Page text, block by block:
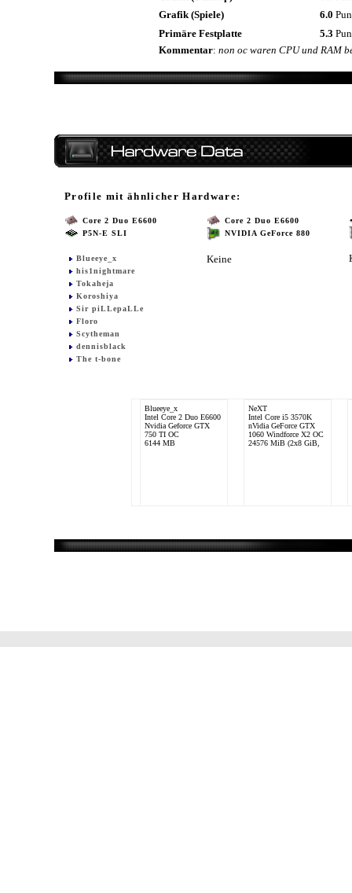
Grafik (Spiele)
6.0
Primäre Festplatte
5.3
Kommentar: non oc waren CPU und RAM
Profile mit ähnlicher Hardware:
Core 2 Duo E6600
P5N-E SLI
Blueeye_x
his1nightmare
Tokaheja
Koroshiya
Sir piLLepaLLe
Floro
Scytheman
dennisblack
The t-bone
Core 2 Duo E6600
NVIDIA GeForce 880
Keine
Blueeye_x
Intel Core 2 Duo E6600
Nvidia Geforce GTX
750 TI OC
6144 MB
NeXT
Intel Core i5 3570K
nVidia GeForce GTX
1060 Windforce X2 OC
24576 MiB (2x8 GiB,
2 x nVidia GeForce
GTX 470 Gainward